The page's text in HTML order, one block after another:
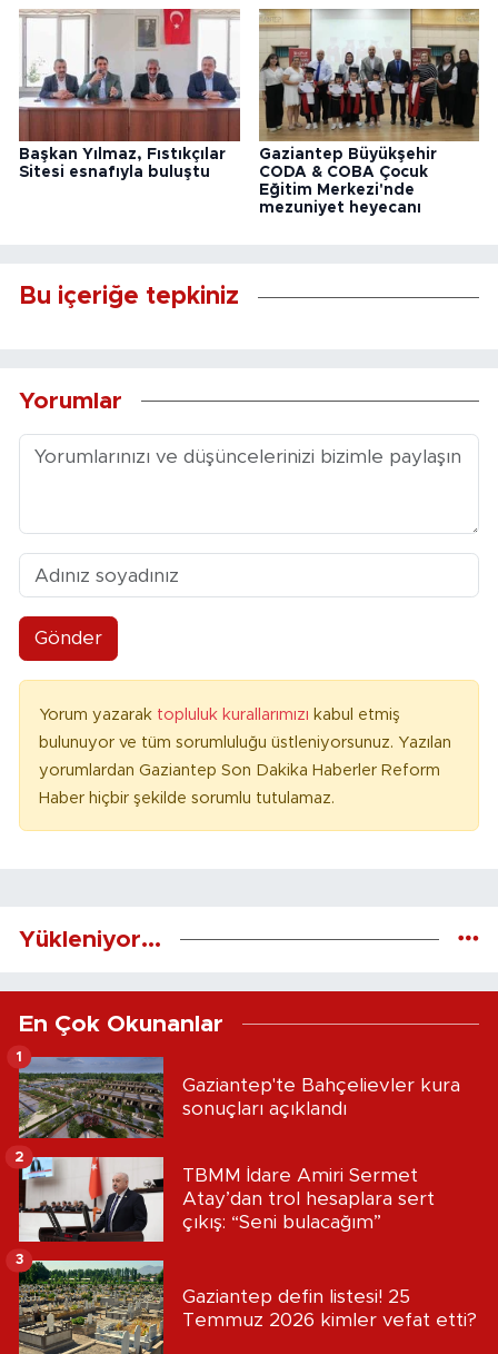
Başkan Yılmaz, Fıstıkçılar
Sitesi esnafıyla buluştu
Gaziantep Büyükşehir
CODA & COBA Çocuk
Eğitim Merkezi'nde
mezuniyet heyecanı
Bu içeriğe tepkiniz
Yorumlar
Gönder
Yorum yazarak topluluk kurallarımızı kabul etmiş
bulunuyor ve tüm sorumluluğu üstleniyorsunuz. Yazılan
yorumlardan Gaziantep Son Dakika Haberler Reform
Haber hiçbir şekilde sorumlu tutulamaz.
Yükleniyor...
En Çok Okunanlar
Gaziantep'te Bahçelievler kura
sonuçları açıklandı
1
TBMM İdare Amiri Sermet
Atay’dan trol hesaplara sert
çıkış: “Seni bulacağım”
2
Gaziantep defin listesi! 25
Temmuz 2026 kimler vefat etti?
3